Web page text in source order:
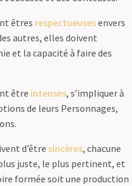
êtres respectueusesenvers
autres, elles doivent
et la capacité à faire des
être intenses, s’impliquer à
de leurs Personnages,
d’être sincères, chacune
juste, le plus pertinent, et
formée soit une production